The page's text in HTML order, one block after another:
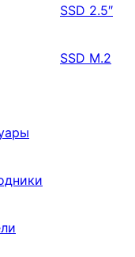
SSD 2.5″
SSD M.2